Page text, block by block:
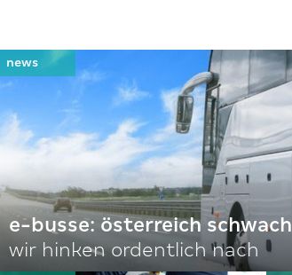
e-busse: österreich schwach
wir hinken ordentlich nach